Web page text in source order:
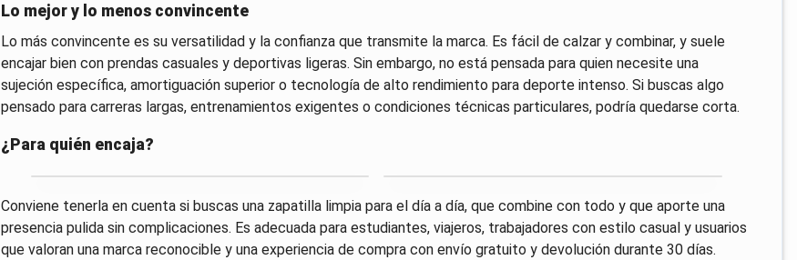
Lo mejor y lo menos convincente
Lo más convincente es su versatilidad y la confianza que transmite la marca. Es fácil de calzar y combinar, y suele
encajar bien con prendas casuales y deportivas ligeras. Sin embargo, no está pensada para quien necesite una
sujeción específica, amortiguación superior o tecnología de alto rendimiento para deporte intenso. Si buscas algo
pensado para carreras largas, entrenamientos exigentes o condiciones técnicas particulares, podría quedarse corta.
¿Para quién encaja?
Conviene tenerla en cuenta si buscas una zapatilla limpia para el día a día, que combine con todo y que aporte una
presencia pulida sin complicaciones. Es adecuada para estudiantes, viajeros, trabajadores con estilo casual y usuarios
que valoran una marca reconocible y una experiencia de compra con envío gratuito y devolución durante 30 días.